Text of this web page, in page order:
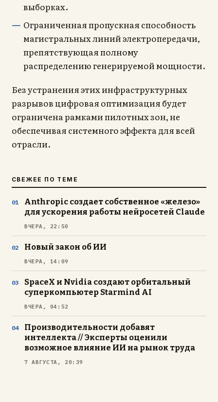
выборках.
Ограниченная пропускная способность
магистральных линий электропередачи,
препятствующая полному
распределению генерируемой мощности.
Без устранения этих инфраструктурных
разрывов цифровая оптимизация будет
ограничена рамками пилотных зон, не
обеспечивая системного эффекта для всей
отрасли.
СВЕЖЕЕ ПО ТЕМЕ
Anthropic создает собственное «железо»
для ускорения работы нейросетей Claude
ВЧЕРА, 22:50
Новый закон об ИИ
ВЧЕРА, 14:09
SpaceX и Nvidia создают орбитальный
суперкомпьютер Starmind AI
ВЧЕРА, 04:52
Производительности добавят
интеллекта // Эксперты оценили
возможное влияние ИИ на рынок труда
7 АВГУСТА, 20:39